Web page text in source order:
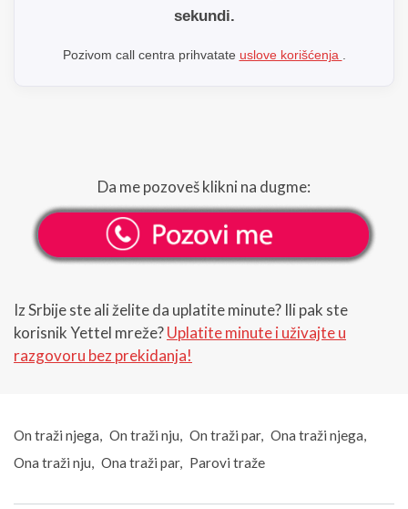
sekundi.
Pozivom call centra prihvatate uslove korišćenja
Da me pozoveš klikni na dugme:
Iz Srbije ste ali želite da uplatite minute? Ili pak ste
korisnik Yettel mreže?Uplatite minute i uživajte u
razgovoru bez prekidanja!
On traži njega On traži nju On traži par
Ona traži njega
Ona traži nju
Ona traži par Parovi traže